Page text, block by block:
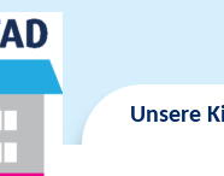
Unsere